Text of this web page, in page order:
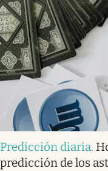
Predicción diaria.
predicción de los